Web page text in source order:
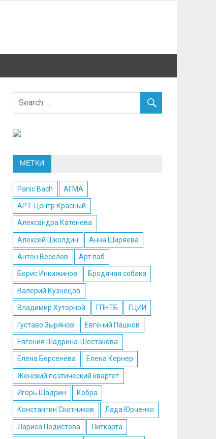
МЕТКИ
Panic Bach АГМА
АРТ-Центр Красный
Александра Катенева
Алексей Школдин Анна Ширяева
Антон Веселов Арт паб
Борис Инкижинов Бродячая собака
Валерий Кузнецов
Владимир Хуторной ГПНТБ ГЦИИ
Густаво Зырянов Евгений Пашков
Евгения Шадрина-Шестакова
Елена Берсенёва Елена Кернер
Женский поэтический квартет
Игорь Шадрин Кобра
Константин Скотников Лада Юрченко
Лариса Подистова Литкарта